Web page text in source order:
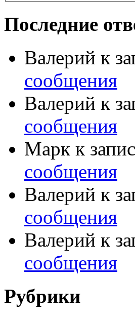
Последние
Валерий к
сообщения
Валерий к
сообщения
Марк к
сообщения
Валерий к
сообщения
Валерий к
сообщения
Рубрики